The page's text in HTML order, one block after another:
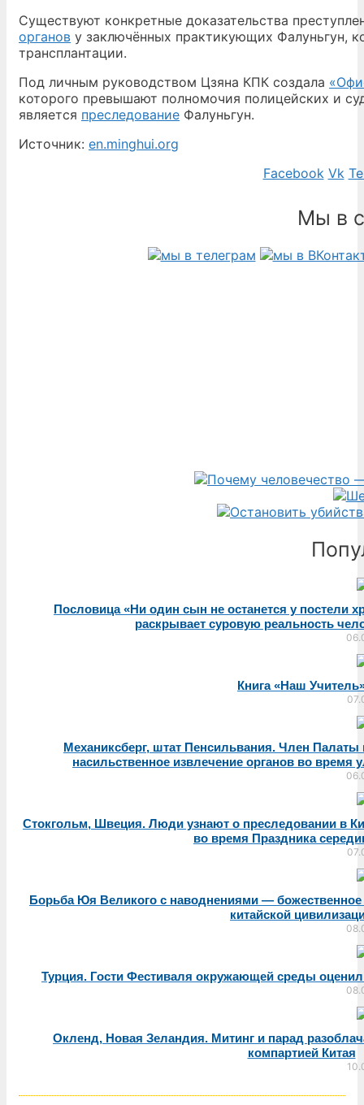
Существуют конкретные доказательства
органов у заключённых практикующих Фалуньгун,
трансплантации.
Под личным руководством Цзяна КПК создала
которого превышают полномочия полицейских и
является преследование Фалуньгун.
Источник: en.minghui.org
Facebook Vk
Мы в
Пословица «Ни один сын не останется у постели
раскрывает суровую реальность
Книга «Наш
Механиксберг, штат Пенсильвания. Член
насильственное извлечение органов во время
Стокгольм, Швеция. Люди узнают о преследовании в
во время Праздника
Борьба Юя Великого с наводнениями —
китайской
Турция. Гости Фестиваля окружающей среды
Окленд, Новая Зеландия. Митинг и парад
компартией Китая